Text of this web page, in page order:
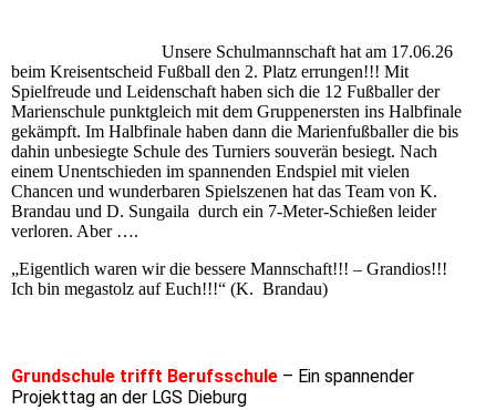
Unsere Schulmannschaft hat am 17.06.26
beim Kreisentscheid Fußball den 2. Platz errungen!!! Mit
Spielfreude und Leidenschaft haben sich die 12 Fußballer der
Marienschule punktgleich mit dem Gruppenersten ins Halbfinale
gekämpft. Im Halbfinale haben dann die Marienfußballer die bis
dahin unbesiegte Schule des Turniers souverän besiegt. Nach
einem Unentschieden im spannenden Endspiel mit vielen
Chancen und wunderbaren Spielszenen hat das Team von K.
Brandau und D. Sungaila durch ein 7-Meter-Schießen leider
verloren. Aber ….
„Eigentlich waren wir die bessere Mannschaft!!! – Grandios!!!
Ich bin megastolz auf Euch!!!“ (K. Brandau)
Grundschule trifft Berufsschule – Ein spannender
Projekttag an der LGS Dieburg